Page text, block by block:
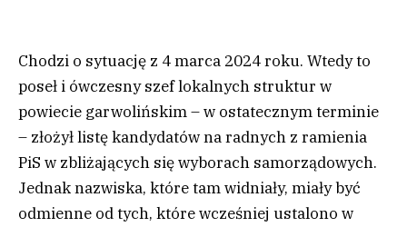
Chodzi o sytuację z 4 marca 2024 roku. Wtedy to
poseł i ówczesny szef lokalnych struktur w
powiecie garwolińskim – w ostatecznym terminie
– złożył listę kandydatów na radnych z ramienia
PiS w zbliżających się wyborach samorządowych.
Jednak nazwiska, które tam widniały, miały być
odmienne od tych, które wcześniej ustalono w